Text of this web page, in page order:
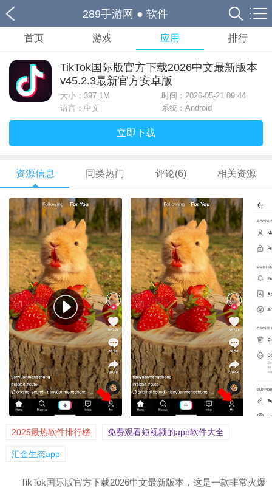
289手游网 ● 软件
首页 游戏 应用 排行
TikTok国际版官方下载2026中文最新版本
v45.2.3最新官方安卓版
大小： 397.1M
时间：2026-05-21 09:44
语言：中文
系统：Android
立即下载
资源信息 同类热门 评论(6) 相关资源
2025最热软件排行榜 免费观看短视频的app软件大全
汇金生态app
TikTok国际版官方下载2026中文最新版本，这是一款非常火爆